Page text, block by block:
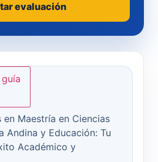
en Maestría en Ciencias
Andina y Educación: Tu
Académico y
evaluación